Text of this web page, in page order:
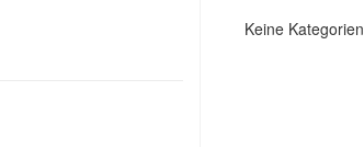
Keine Kategorien